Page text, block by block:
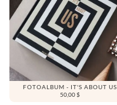
FOTOALBUM - IT'S ABOUT US
50,00 $